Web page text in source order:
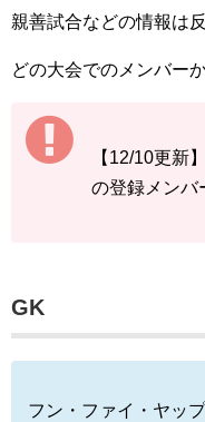
親善試合などの情報は
どの大会でのメンバー
【12/10更新
の登録メンバ
GK
フン・ファイ・ヤッ